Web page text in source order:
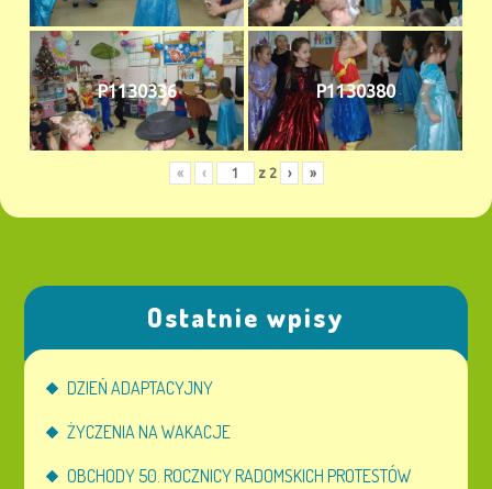
P1130336 P1130380
« ‹ z 2 › »
Ostatnie wpisy
DZIEŃ ADAPTACYJNY
ŻYCZENIA NA WAKACJE
OBCHODY 50. ROCZNICY RADOMSKICH PROTESTÓW